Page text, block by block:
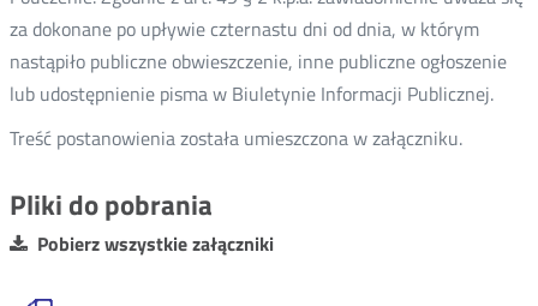
za dokonane po upływie czternastu dni od dnia, w którym
nastąpiło publiczne obwieszczenie, inne publiczne ogłoszenie
lub udostępnienie pisma w Biuletynie Informacji Publicznej.
Treść postanowienia została umieszczona w załączniku.
Pliki do pobrania
Pobierz wszystkie załączniki